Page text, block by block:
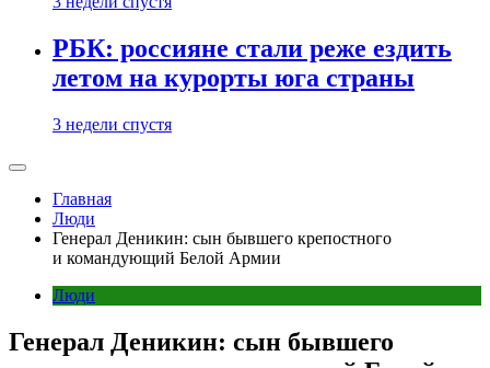
РБК: россияне стали реже ездить
летом на курорты юга страны
3 недели спустя
Главная
Люди
Генерал Деникин: сын бывшего крепостного
и командующий Белой Армии
Люди
Генерал Деникин: сын бывшего